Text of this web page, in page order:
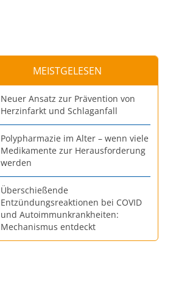
MEISTGELESEN
Neuer Ansatz zur Prävention von
Herzinfarkt und Schlaganfall
Polypharmazie im Alter – wenn viele
Medikamente zur Herausforderung
werden
Überschießende
Entzündungsreaktionen bei COVID
und Autoimmunkrankheiten:
Mechanismus entdeckt